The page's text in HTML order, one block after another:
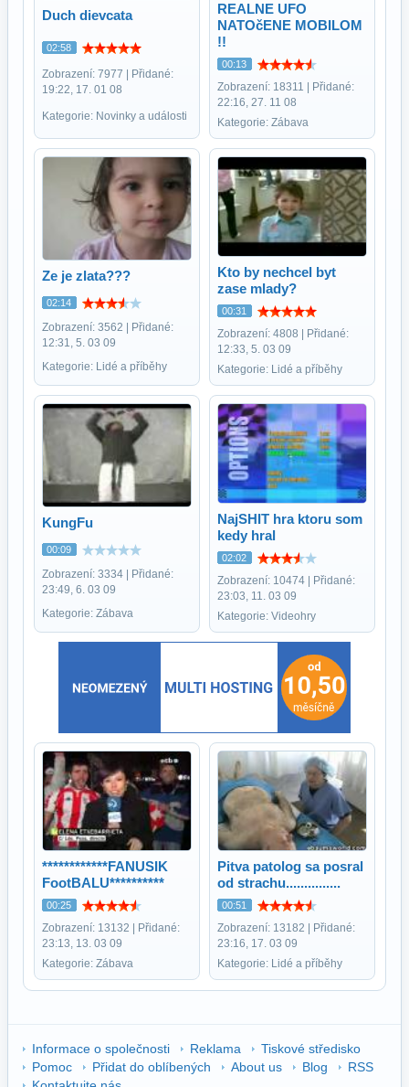
Duch dievcata
02:58
Zobrazení: 7977 | Přidané:
19:22, 17. 01 08
Kategorie: Novinky a události
REALNE UFO
NATOčENE MOBILOM
!!
00:13
Zobrazení: 18311 | Přidané:
22:16, 27. 11 08
Kategorie: Zábava
Ze je zlata???
02:14
Zobrazení: 3562 | Přidané:
12:31, 5. 03 09
Kategorie: Lidé a příběhy
Kto by nechcel byt
zase mlady?
00:31
Zobrazení: 4808 | Přidané:
12:33, 5. 03 09
Kategorie: Lidé a příběhy
KungFu
00:09
Zobrazení: 3334 | Přidané:
23:49, 6. 03 09
Kategorie: Zábava
NajSHIT hra ktoru som
kedy hral
02:02
Zobrazení: 10474 | Přidané:
23:03, 11. 03 09
Kategorie: Videohry
************FANUSIK
FootBALU**********
00:25
Zobrazení: 13132 | Přidané:
23:13, 13. 03 09
Kategorie: Zábava
Pitva patolog sa posral
od strachu...............
00:51
Zobrazení: 13182 | Přidané:
23:16, 17. 03 09
Kategorie: Lidé a příběhy
Informace o společnosti Reklama
Tiskové středisko
Pomoc
Přidat do oblíbených About us Blog
RSS